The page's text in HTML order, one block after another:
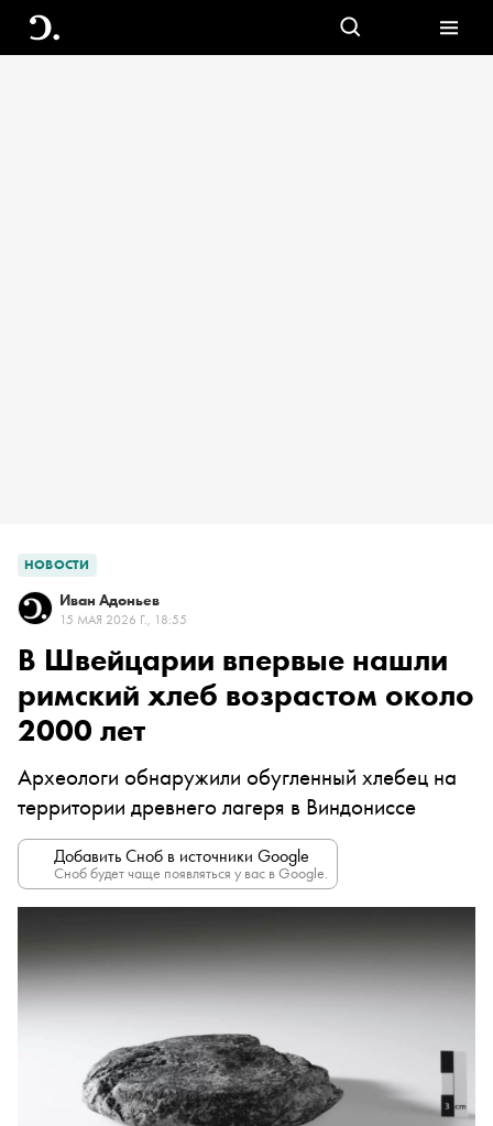
НОВОСТИ
Иван Адоньев
15 МАЯ 2026 Г., 18:55
В Швейцарии впервые нашли
римский хлеб возрастом около
2000 лет
Археологи обнаружили обугленный хлебец на
территории древнего лагеря в Виндониссе
Добавить Сноб в источники Google
Сноб будет чаще появляться у вас в Google.